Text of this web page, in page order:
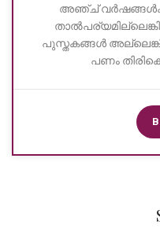
അഞ്ച്
പുസ്തകങ്ങൾ
പണം